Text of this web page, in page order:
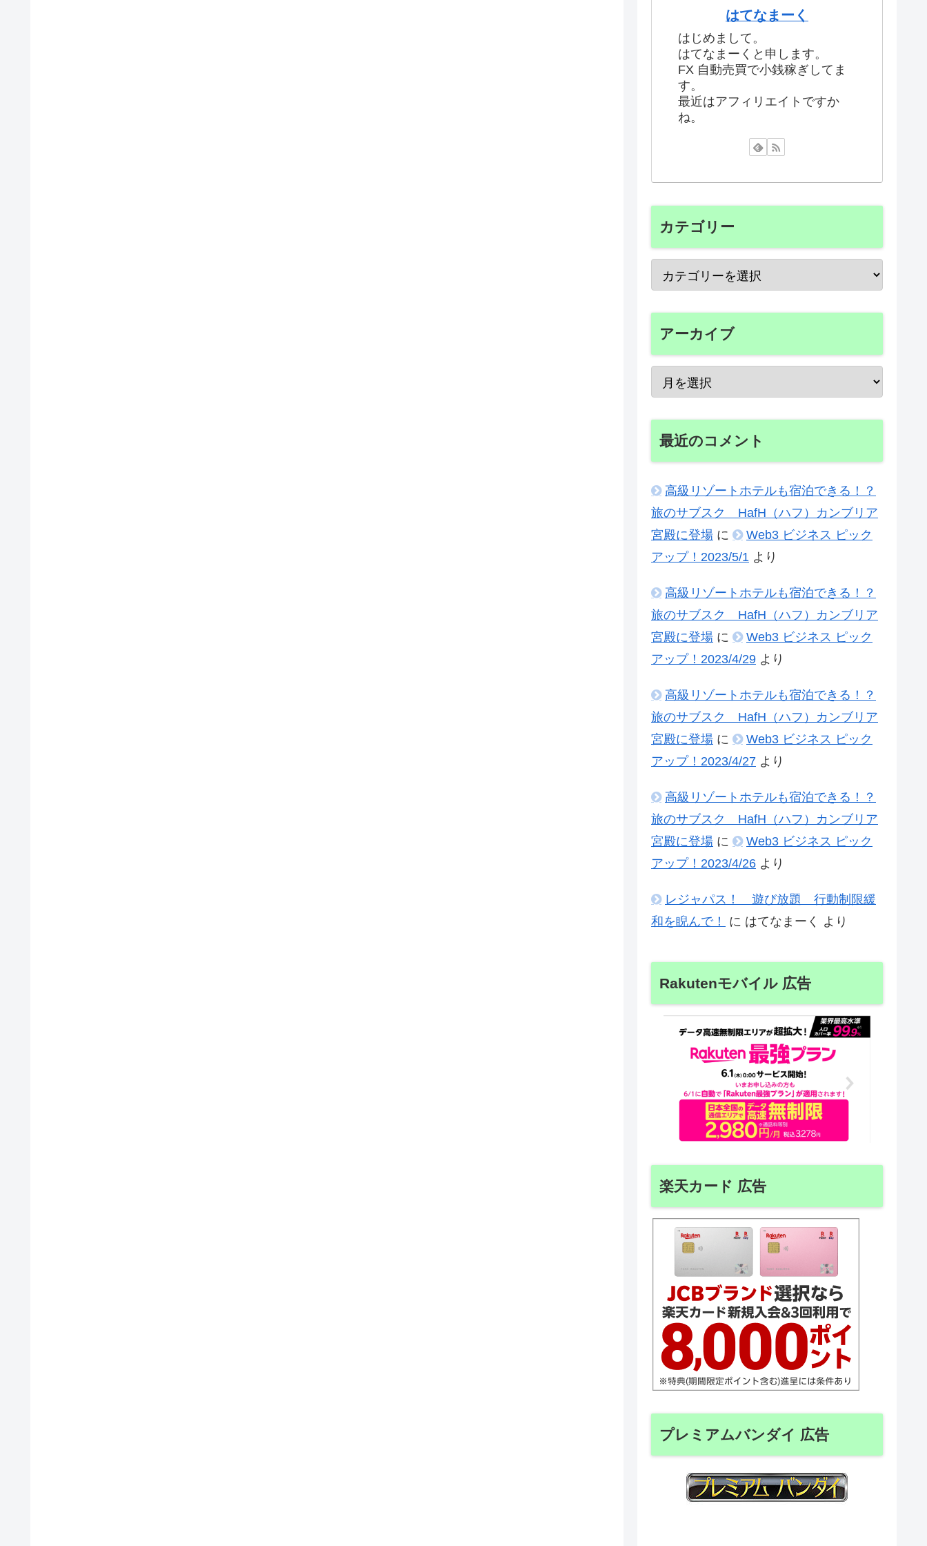
はてなまーく
はじめまして。
はてなまーくと申します。
FX 自動売買で小銭稼ぎしてま
す。
最近はアフィリエイトですか
ね。
カテゴリー
アーカイブ
最近のコメント
高級リゾートホテルも宿泊できる！？
旅のサブスク HafH（ハフ）カンブリア
宮殿に登場 に
Web3 ビジネス ピック
アップ！2023/5/1 より
高級リゾートホテルも宿泊できる！？
旅のサブスク HafH（ハフ）カンブリア
宮殿に登場 に
Web3 ビジネス ピック
アップ！2023/4/29 より
高級リゾートホテルも宿泊できる！？
旅のサブスク HafH（ハフ）カンブリア
宮殿に登場 に
Web3 ビジネス ピック
アップ！2023/4/27 より
高級リゾートホテルも宿泊できる！？
旅のサブスク HafH（ハフ）カンブリア
宮殿に登場 に
Web3 ビジネス ピック
アップ！2023/4/26 より
レジャパス！ 遊び放題 行動制限緩
和を睨んで！
に はてなまーく より
Rakutenモバイル 広告
楽天カード 広告
プレミアムバンダイ 広告